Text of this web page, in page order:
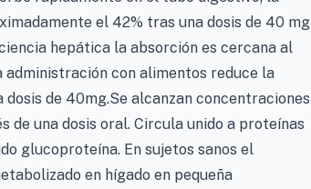
el 42% tras una dosis de 40 mg
hepática la absorción es cercana al
administración con alimentos reduce la
de 40mg.Se alcanzan concentraciones
de una dosis oral. Circula unido a proteínas
glucoproteína. En sujetos sanos el
en hígado en pequeña